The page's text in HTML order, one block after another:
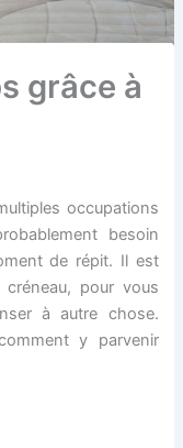
grâce à
occupations
besoin
de répit. Il est
pour vous
à autre chose.
y parvenir